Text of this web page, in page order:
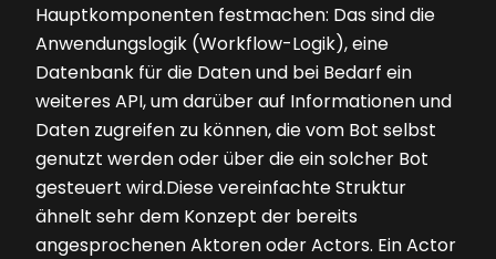
Hauptkomponenten festmachen: Das sind die
Anwendungslogik (Workflow-Logik), eine
Datenbank für die Daten und bei Bedarf ein
weiteres API, um darüber auf Informationen und
Daten zugreifen zu können, die vom Bot selbst
genutzt werden oder über die ein solcher Bot
gesteuert wird.Diese vereinfachte Struktur
ähnelt sehr dem Konzept der bereits
angesprochenen Aktoren oder Actors. Ein Actor